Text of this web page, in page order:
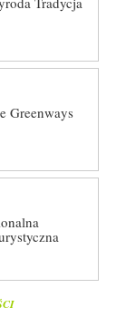
Greenways